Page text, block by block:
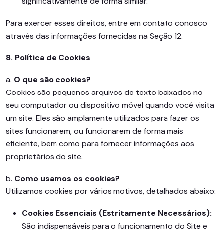
Para exercer esses direitos, entre em contato conosco
através das informações fornecidas na Seção 12.
8. Política de Cookies
a. O que são cookies?
Cookies são pequenos arquivos de texto baixados no
seu computador ou dispositivo móvel quando você visita
um site. Eles são amplamente utilizados para fazer os
sites funcionarem, ou funcionarem de forma mais
eficiente, bem como para fornecer informações aos
proprietários do site.
b. Como usamos os cookies?
Utilizamos cookies por vários motivos, detalhados abaixo:
Cookies Essenciais (Estritamente Necessários):
São indispensáveis para o funcionamento do Site e